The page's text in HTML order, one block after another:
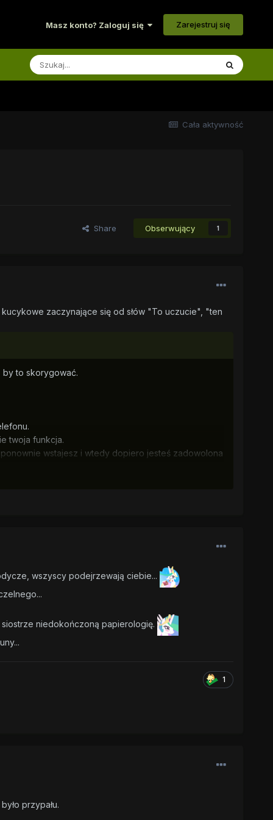
Masz konto? Zaloguj się Zarejestruj się
Cała aktywność
Share Obserwujący 1
zaczynające się od słów "To uczucie", "ten
by to skorygować.
twoja funkcja.
wstajesz i wtedy dopiero jesteś zadowolona
wszyscy podejrzewają ciebie...
niedokończoną papierologię.
1
przypału.